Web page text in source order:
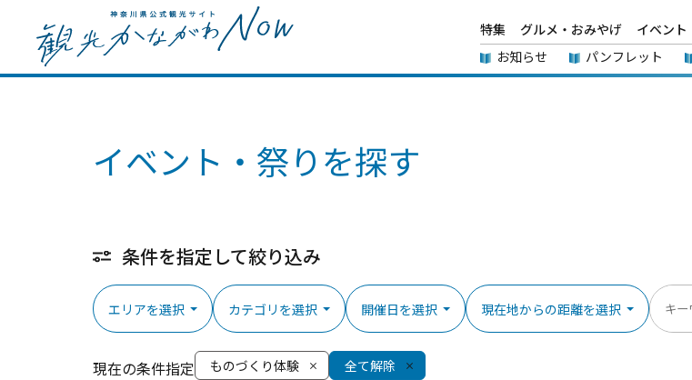
特集 グルメ・おみやげ イベント
お知らせ
パンフレット
イベント・祭りを探す
条件を指定して絞り込み
エリアを選択 カテゴリを選択 開催日を選択 現在地からの距離を選択
現在の条件指定 ものづくり体験 全て解除